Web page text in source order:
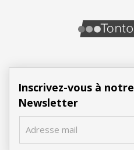
Inscrivez-vous à notre
Newsletter